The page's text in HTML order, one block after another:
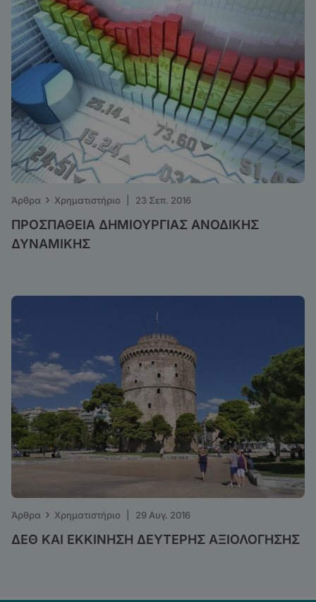
Άρθρα › Χρηματιστήριο 23 Σεπ. 2016
ΠΡΟΣΠΑΘΕΙΑ ΔΗΜΙΟΥΡΓΙΑΣ ΑΝΟΔΙΚΗΣ
ΔΥΝΑΜΙΚΗΣ
Άρθρα › Χρηματιστήριο 29 Αυγ. 2016
ΔΕΘ ΚΑΙ ΕΚΚΙΝΗΣΗ ΔΕΥΤΕΡΗΣ ΑΞΙΟΛΟΓΗΣΗΣ